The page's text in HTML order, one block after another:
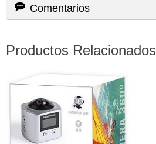
Comentarios
Productos Relacionados